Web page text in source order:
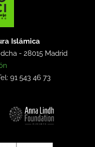
Islámica
dcha -28015 Madrid
91 543 46 73